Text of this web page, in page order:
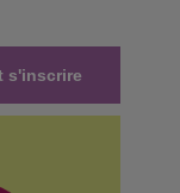
s'inscrire